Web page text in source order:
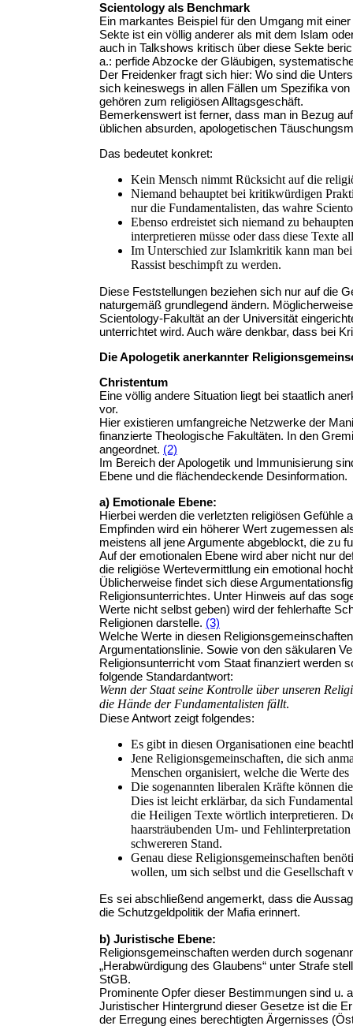
Scientology als Benchmark
Ein markantes Beispiel für den Umgang mit
Sekte ist ein völlig anderer als mit dem Islam
auch in Talkshows kritisch über diese Sekte
a.: perfide Abzocke der Gläubigen,
Der Freidenker fragt sich hier: Wo sind die
sich keineswegs in allen Fällen um Spezifika
gehören zum religiösen Alltagsgeschäft.
Bemerkenswert ist ferner, dass man in Bezug
üblichen absurden, apologetischen
Das bedeutet konkret:
Kein Mensch nimmt Rücksicht auf die
Niemand behauptet bei kritikwürdigen
nur die Fundamentalisten, das wahre
Ebenso erdreistet sich niemand zu
interpretieren müsse oder dass diese Texte
Im Unterschied zur Islamkritik kann man
Rassist beschimpft zu werden.
Diese Feststellungen beziehen sich nur auf die
naturgemäß grundlegend ändern.
Scientology-Fakultät an der Universität
unterrichtet wird. Auch wäre denkbar, dass bei
Die Apologetik anerkannter
Christentum
Eine völlig andere Situation liegt bei staatlich
vor.
Hier existieren umfangreiche Netzwerke der
finanzierte Theologische Fakultäten. In den
angeordnet. (2)
Im Bereich der Apologetik und Immunisierung
Ebene und die flächendeckende Desinformation.
a) Emotionale Ebene:
Hierbei werden die verletzten religiösen Gefühle
Empfinden wird ein höherer Wert zugemessen
meistens all jene Argumente abgeblockt, die zu
Auf der emotionalen Ebene wird aber nicht nur
die religiöse Wertevermittlung ein emotional
Üblicherweise findet sich diese
Religionsunterrichtes. Unter Hinweis auf das
Werte nicht selbst geben) wird der fehlerhafte
Religionen darstelle. (3)
Welche Werte in diesen
Argumentationslinie. Sowie von den säkularen
Religionsunterricht vom Staat finanziert werden
folgende Standardantwort:
Wenn der Staat seine Kontrolle über unseren
die Hände der Fundamentalisten fällt.
Diese Antwort zeigt folgendes:
Es gibt in diesen Organisationen eine
Jene Religionsgemeinschaften, die sich
Menschen organisiert, welche die Werte des
Die sogenannten liberalen Kräfte können
Dies ist leicht erklärbar, da sich
die Heiligen Texte wörtlich interpretieren.
haarsträubenden Um- und
schwereren Stand.
Genau diese Religionsgemeinschaften
wollen, um sich selbst und die Gesellschaft
Es sei abschließend angemerkt, dass die
die Schutzgeldpolitik der Mafia erinnert.
b) Juristische Ebene:
Religionsgemeinschaften werden durch
„Herabwürdigung des Glaubens“ unter Strafe
StGB.
Prominente Opfer dieser Bestimmungen sind u.
Juristischer Hintergrund dieser Gesetze ist die
der Erregung eines berechtigten Ärgernisses